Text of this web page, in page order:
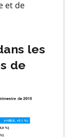
et de
les
de